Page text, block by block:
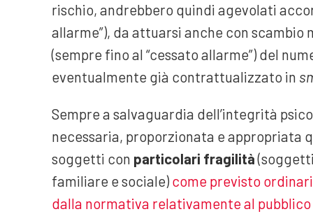
rischio, andrebbero quindi agevolati
allarme”), da attuarsi anche con scambio
(sempre fino al “cessato allarme”) del
eventualmente già contrattualizzato in
Sempre a salvaguardia dell’integrità
necessaria, proporzionata e appropriata
soggetti con particolari fragilità
familiare e sociale)come previsto
dalla normativa relativamente al